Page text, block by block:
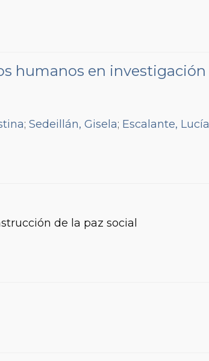
humanos en investigación
; Sedeillán, Gisela; Escalante, Lucía
de la paz social